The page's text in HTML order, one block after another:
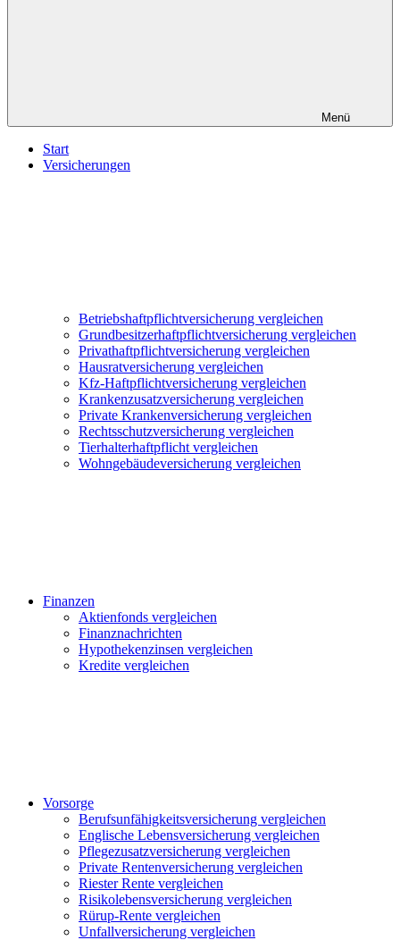
Menü
Start
Versicherungen
Betriebshaftpflichtversicherung vergleichen
Grundbesitzerhaftpflichtversicherung vergleichen
Privathaftpflichtversicherung vergleichen
Hausratversicherung vergleichen
Kfz-Haftpflichtversicherung vergleichen
Krankenzusatzversicherung vergleichen
Private Krankenversicherung vergleichen
Rechtsschutzversicherung vergleichen
Tierhalterhaftpflicht vergleichen
Wohngebäudeversicherung vergleichen
Finanzen
Aktienfonds vergleichen
Finanznachrichten
Hypothekenzinsen vergleichen
Kredite vergleichen
Vorsorge
Berufsunfähigkeitsversicherung vergleichen
Englische Lebensversicherung vergleichen
Pflegezusatzversicherung vergleichen
Private Rentenversicherung vergleichen
Riester Rente vergleichen
Risikolebensversicherung vergleichen
Rürup-Rente vergleichen
Unfallversicherung vergleichen